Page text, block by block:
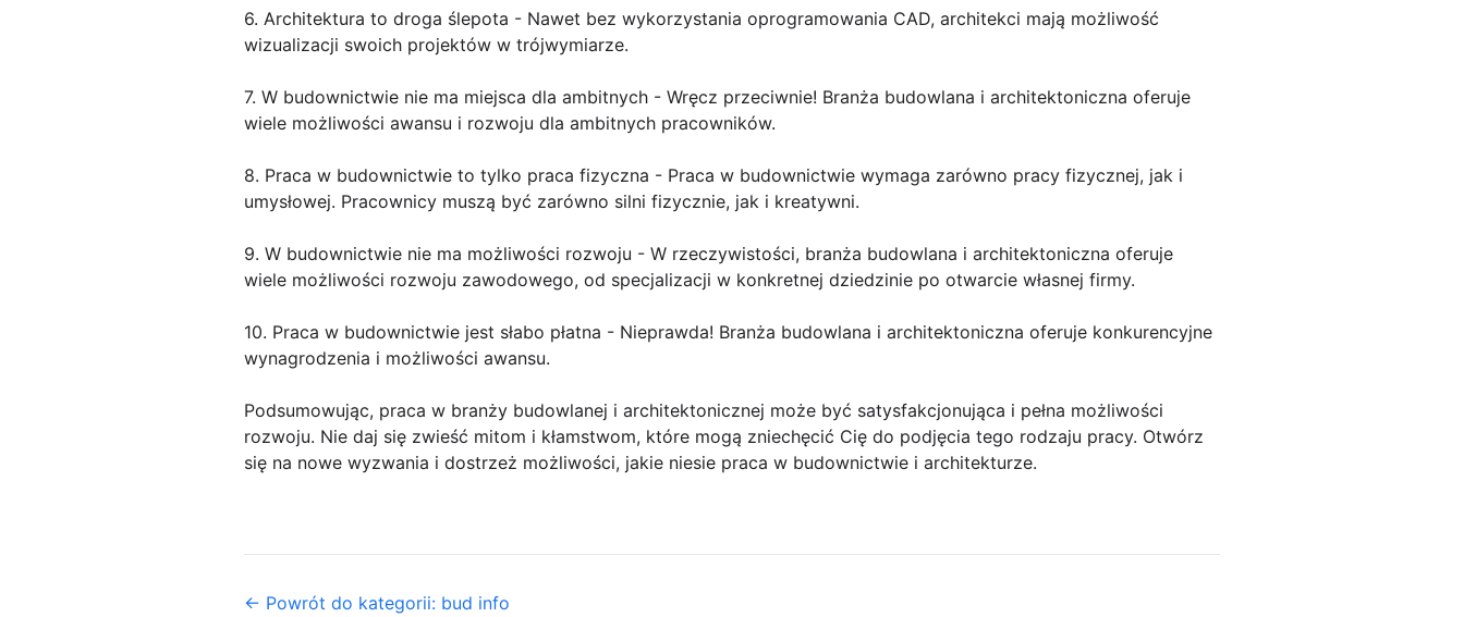
6. Architektura to droga ślepota - Nawet bez wykorzystania oprogramowania CAD, architekci mają możliwość
wizualizacji swoich projektów w trójwymiarze.
7. W budownictwie nie ma miejsca dla ambitnych - Wręcz przeciwnie! Branża budowlana i architektoniczna oferuje
wiele możliwości awansu i rozwoju dla ambitnych pracowników.
8. Praca w budownictwie to tylko praca fizyczna - Praca w budownictwie wymaga zarówno pracy fizycznej, jak i
umysłowej. Pracownicy muszą być zarówno silni fizycznie, jak i kreatywni.
9. W budownictwie nie ma możliwości rozwoju - W rzeczywistości, branża budowlana i architektoniczna oferuje
wiele możliwości rozwoju zawodowego, od specjalizacji w konkretnej dziedzinie po otwarcie własnej firmy.
10. Praca w budownictwie jest słabo płatna - Nieprawda! Branża budowlana i architektoniczna oferuje konkurencyjne
wynagrodzenia i możliwości awansu.
Podsumowując, praca w branży budowlanej i architektonicznej może być satysfakcjonująca i pełna możliwości
rozwoju. Nie daj się zwieść mitom i kłamstwom, które mogą zniechęcić Cię do podjęcia tego rodzaju pracy. Otwórz
się na nowe wyzwania i dostrzeż możliwości, jakie niesie praca w budownictwie i architekturze.
← Powrót do kategorii: bud info